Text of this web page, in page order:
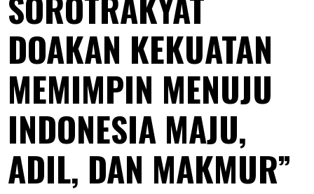
DOAKAN KEKUATAN
MEMIMPIN MENUJU
INDONESIA MAJU,
ADIL, DAN MAKMUR”